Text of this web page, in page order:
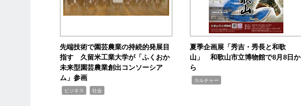
先端技術で園芸農業の持続的発展目
指す 久留米工業大学が「ふくおか
未来型園芸農業創出コンソーシア
ム」参画
ビジネス 社会
夏季企画展「秀吉・秀長と和歌
山」 和歌山市立博物館で8月8日か
ら
カルチャー